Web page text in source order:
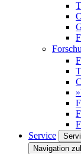
Service
Navigation